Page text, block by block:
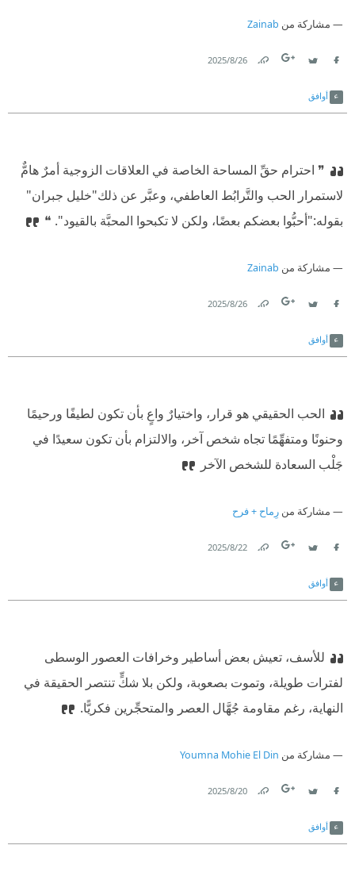
مشاركة من Zainab
26‏/8‏/2025
أوافق
❞ احترام حقِّ المساحة الخاصة في العلاقات الزوجية أمرٌ هامٌّ
لاستمرار الحب والتَّرابُط العاطفي، وعبَّر عن ذلك"خليل جبران"
بقوله:"أحبُّوا بعضكم بعضًا، ولكن لا تكبحوا المحبَّة بالقيود". ❝
مشاركة من Zainab
26‏/8‏/2025
أوافق
الحب الحقيقي هو قرار، واختيارٌ واعٍ بأن تكون لطيفًا ورحيمًا
وحنونًا ومتفهِّمًا تجاه شخص آخر، والالتزام بأن تكون سعيدًا في
جَلْب السعادة للشخص الآخر
مشاركة من رِماح + فرح
22‏/8‏/2025
أوافق
للأسف، تعيش بعض أساطير وخرافات العصور الوسطى
لفترات طويلة، وتموت بصعوبة، ولكن بلا شكٍّ تنتصر الحقيقة في
النهاية، رغم مقاومة جُهَّال العصر والمتحجِّرين فكريًّا.
مشاركة من Youmna Mohie El Din
20‏/8‏/2025
أوافق